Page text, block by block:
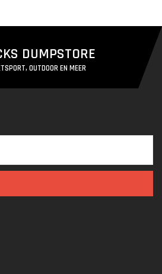
DUMPSTORE
OUTDOOR EN MEER